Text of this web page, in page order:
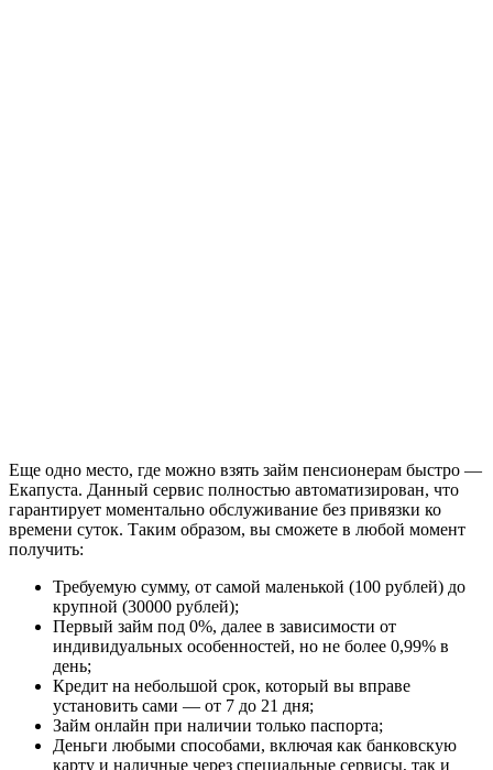
Еще одно место, где можно взять займ пенсионерам быстро —
Екапуста. Данный сервис полностью автоматизирован, что
гарантирует моментально обслуживание без привязки ко
времени суток. Таким образом, вы сможете в любой момент
получить:
Требуемую сумму, от самой маленькой (100 рублей) до
крупной (30000 рублей);
Первый займ под 0%, далее в зависимости от
индивидуальных особенностей, но не более 0,99% в
день;
Кредит на небольшой срок, который вы вправе
установить сами — от 7 до 21 дня;
Займ онлайн при наличии только паспорта;
Деньги любыми способами, включая как банковскую
карту и наличные через специальные сервисы, так и